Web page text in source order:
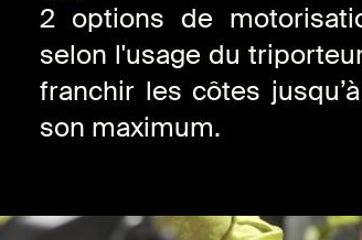
2 options de
selon l'usage du
franchir les côtes
son maximum.